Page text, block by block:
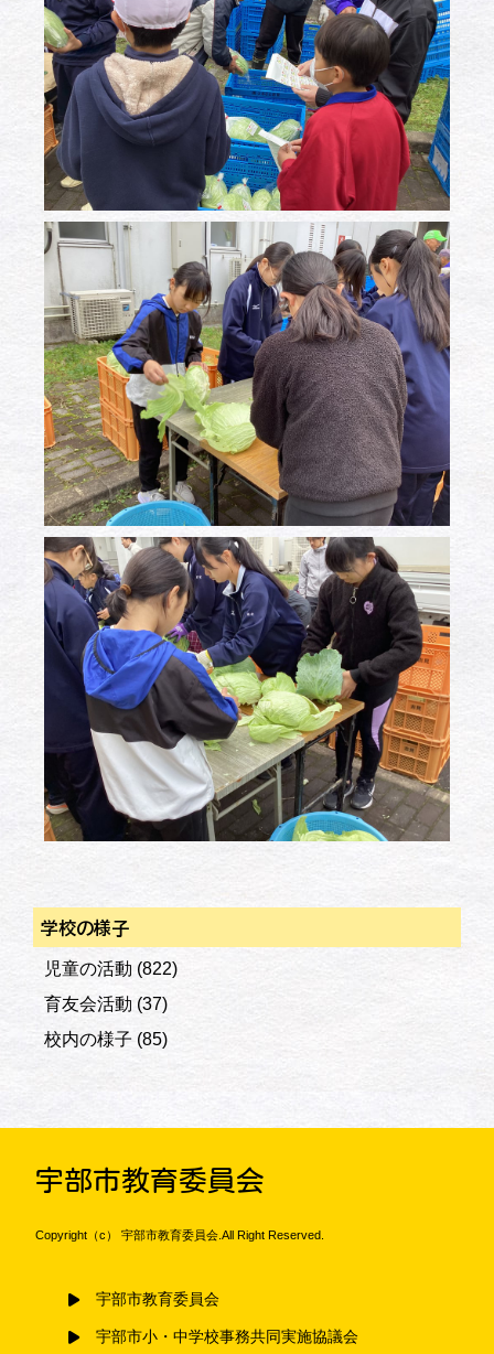
学校の様子
児童の活動 (822)
育友会活動 (37)
校内の様子 (85)
宇部市教育委員会
Copyright（c） 宇部市教育委員会.All Right Reserved.
宇部市教育委員会
宇部市小・中学校事務共同実施協議会